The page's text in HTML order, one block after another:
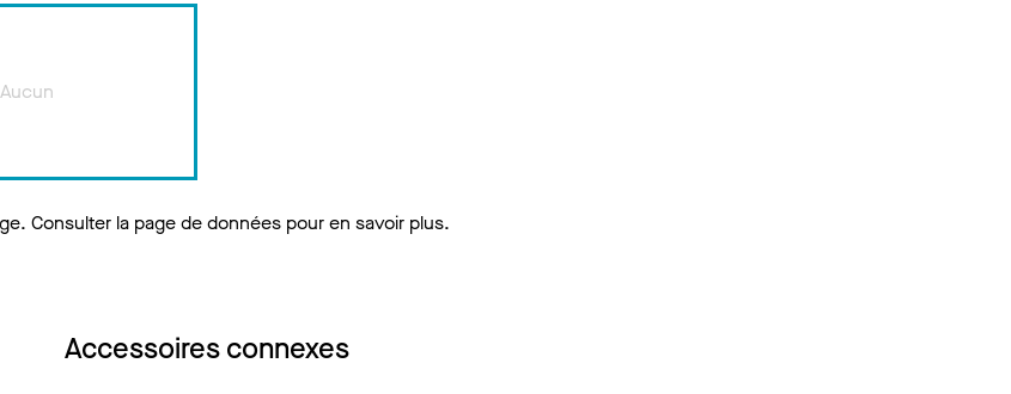
Aucun
Consulter la page de données pour en savoir plus.
Accessoires connexes